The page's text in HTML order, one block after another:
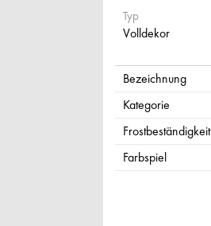
Typ
Volldekor
Bezeichnung
Kategorie
Frostbeständigkeit
Farbspiel